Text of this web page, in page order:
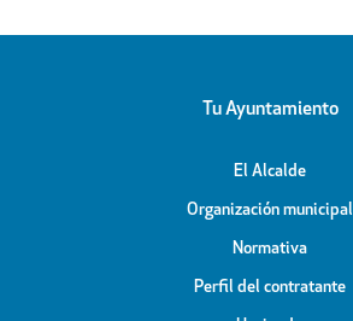
Tu Ayuntamiento
El Alcalde
Organización municipal
Normativa
Perfil del contratante